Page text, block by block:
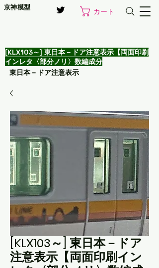
京神模型 カート
[KLX103～] 東日本－ドア注意表示【両面印刷
インレタ〈部分ノリ〉数編成分
東日本－ドア注意表示
[KLX103～] 東日本－ドア
注意表示【両面印刷イン